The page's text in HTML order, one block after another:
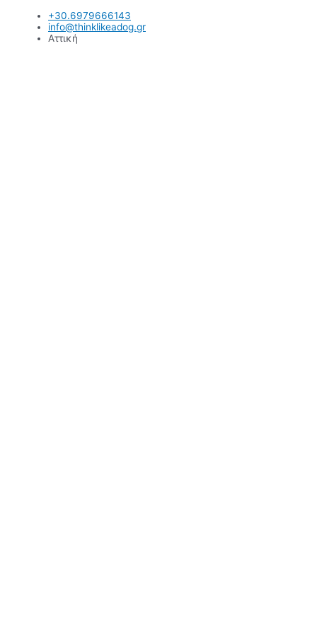
Μετάβαση
περιεχόμενο
+30.6979666143
info@thinklikeadog.gr
Αττική